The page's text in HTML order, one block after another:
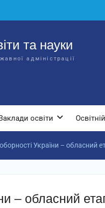
та науки
адміністрації
освіти
України – обласний
– обласний